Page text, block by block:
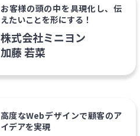
お客様の頭の中を具現化し、伝
えたいことを形にする！
株式会社ミニヨン
加藤 若菜
高度なWebデザインで顧客のア
イデアを実現